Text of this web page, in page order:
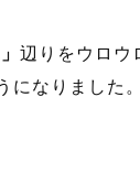
辺りをウロウ
になりました